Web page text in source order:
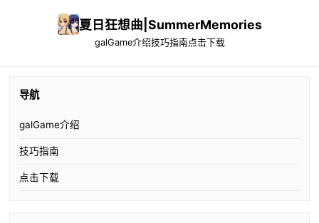
夏日狂想曲|SummerMemories
galGame介绍技巧指南点击下载
导航
galGame介绍
技巧指南
点击下载